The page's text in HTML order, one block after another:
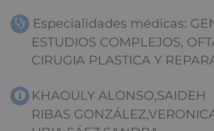
Especialidades médicas:
ESTUDIOS COMPLEJOS,
CIRUGIA PLASTICA Y
KHAOULY ALONSO,SAIDEH
RIBAS